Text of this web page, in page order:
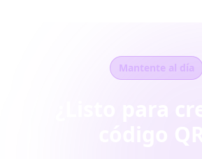
Mantente al día